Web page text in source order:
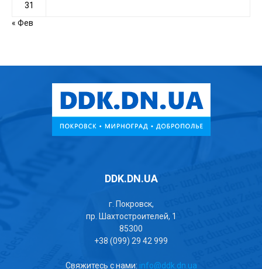
31
« Фев
DDK.DN.UA
г. Покровск,
пр. Шахтостроителей, 1
85300
+38 (099) 29 42 999
Свяжитесь с нами: info@ddk.dn.ua